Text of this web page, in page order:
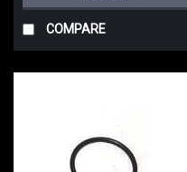
COMPARE